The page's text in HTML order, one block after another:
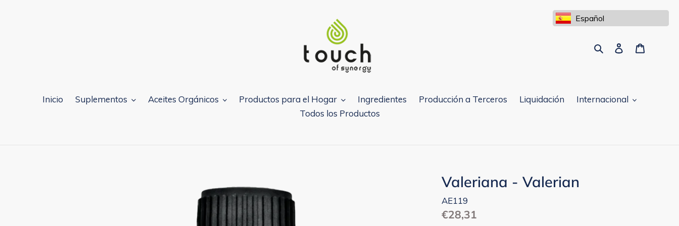
BuscarIngresar
Inicio Suplementos Aceites Orgánicos Productos para el Hogar Ingredientes Producción a Terceros Liquidación
Internacional
Todos los Productos
Valeriana - Valerian
AE119
Precio
€28,31
Español